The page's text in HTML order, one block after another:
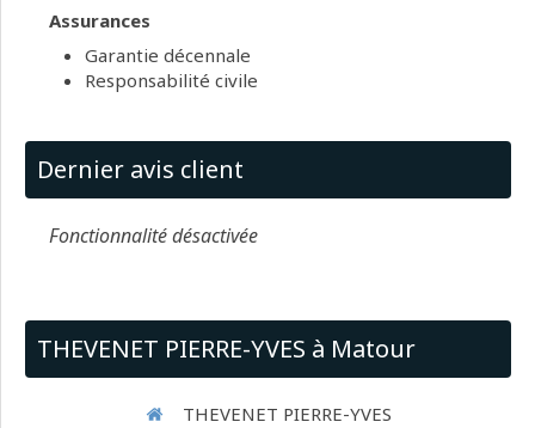
Assurances
Garantie décennale
Responsabilité civile
Dernier avis client
Fonctionnalité désactivée
THEVENET PIERRE-YVES à Matour
THEVENET PIERRE-YVES